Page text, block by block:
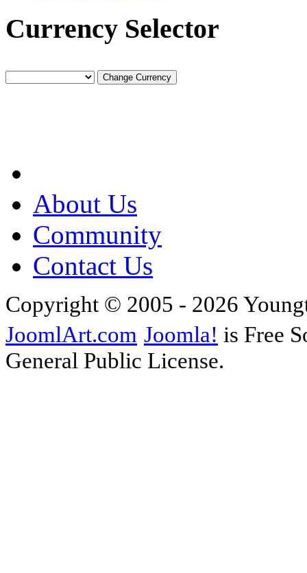
Currency Selector
About Us
Community
Contact Us
Copyright © 2005 - 2026
JoomlArt.com Joomla! is Free
General Public License.